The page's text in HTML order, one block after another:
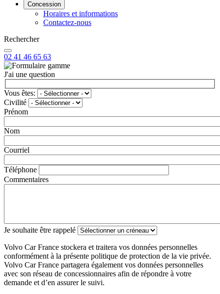
Concession
Horaires et informations
Contactez-nous
Rechercher
02 41 46 65 63
J'ai une question
Vous êtes:
Civilité
Prénom
Nom
Courriel
Téléphone
Commentaires
Je souhaite être rappelé
Volvo Car France stockera et traitera vos données personnelles
conformément à la présente politique de protection de la vie privée.
Volvo Car France partagera également vos données personnelles
avec son réseau de concessionnaires afin de répondre à votre
demande et d’en assurer le suivi.